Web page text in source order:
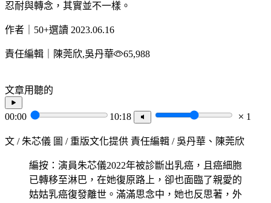
忍耐與轉念，其實並不一樣。
作者｜50+選讀 2023.06.16
責任編輯｜陳莞欣,吳丹華 65,988
文章用聽的
00:00 10:18 1
文 / 朱芯儀 圖 / 重版文化提供 責任編輯 / 吳丹華、陳莞欣
編按：演員朱芯儀2022年被診斷出乳癌，且癌細胞
已轉移至淋巴，在她復原路上，卻也面臨了親愛的
姑姑乳癌復發離世。滿滿思念中，她也反思著，外